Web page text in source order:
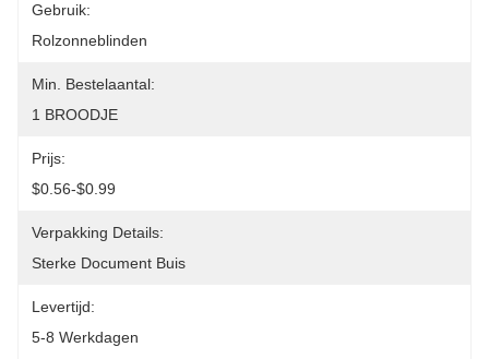
Gebruik:
Rolzonneblinden
Min. Bestelaantal:
1 BROODJE
Prijs:
$0.56-$0.99
Verpakking Details:
Sterke Document Buis
Levertijd:
5-8 Werkdagen